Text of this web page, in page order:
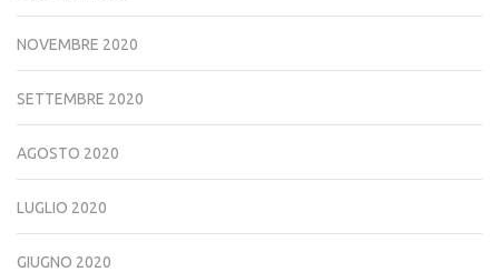
NOVEMBRE 2020
SETTEMBRE 2020
AGOSTO 2020
LUGLIO 2020
GIUGNO 2020